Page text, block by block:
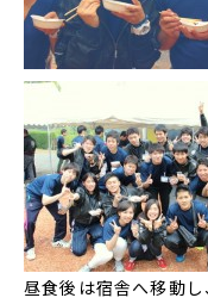
昼食後は宿舎へ移動